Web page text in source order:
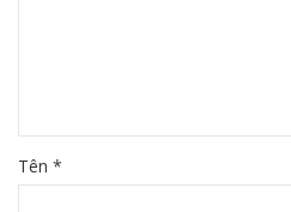
Tên *